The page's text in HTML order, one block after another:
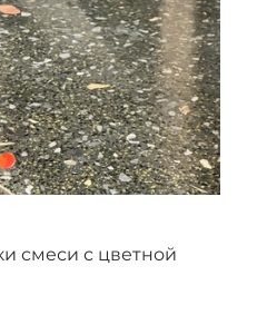
смеси с цветной